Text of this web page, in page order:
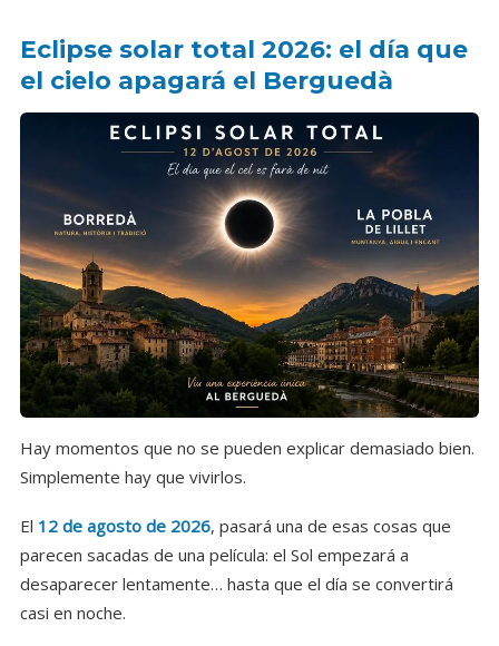
Eclipse solar total 2026: el día que
el cielo apagará el Berguedà
Hay momentos que no se pueden explicar demasiado bien.
Simplemente hay que vivirlos.
El 12 de agosto de 2026, pasará una de esas cosas que
parecen sacadas de una película: el Sol empezará a
desaparecer lentamente… hasta que el día se convertirá
casi en noche.